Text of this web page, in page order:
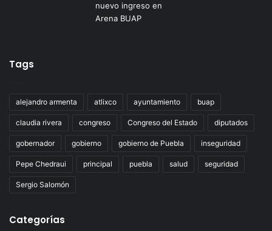
Tags
alejandro armenta atlixco ayuntamiento buap
claudia rivera congreso Congreso del Estado diputados
gobernador gobierno gobierno de Puebla inseguridad
Pepe Chedraui principal puebla salud seguridad
Sergio Salomón
Categorías